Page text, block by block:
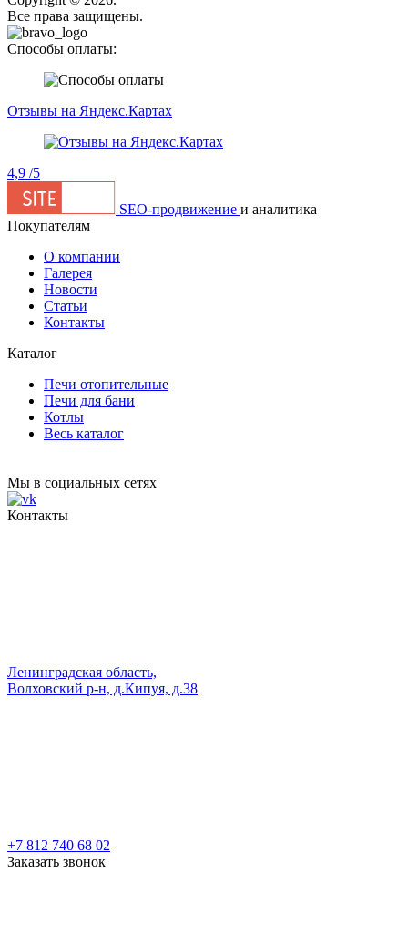
Все права защищены.
Способы оплаты:
Отзывы на Яндекс.Картах
4,9 /5
SEO-продвижение и аналитика
Покупателям
О компании
Галерея
Новости
Статьи
Контакты
Каталог
Печи отопительные
Печи для бани
Котлы
Весь каталог
Мы в социальных сетях
Контакты
Ленинградская область,
Волховский р-н, д.Кипуя, д.38
+7 812 740 68 02
Заказать звонок